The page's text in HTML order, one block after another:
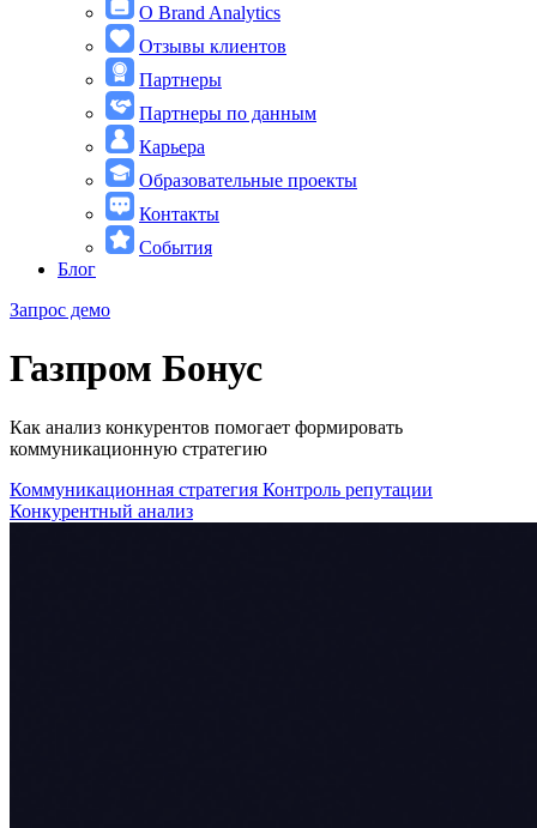
О Brand Analytics
Отзывы клиентов
Партнеры
Партнеры по данным
Карьера
Образовательные проекты
Контакты
События
Блог
Запрос демо
Газпром Бонус
Как анализ конкурентов помогает формировать
коммуникационную стратегию
Коммуникационная стратегия Контроль репутации
Конкурентный анализ